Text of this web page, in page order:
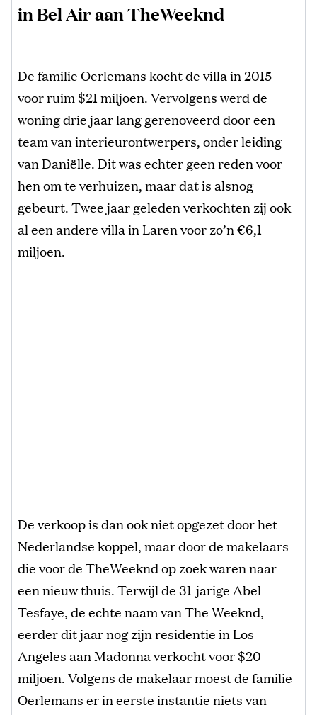
in Bel Air aan TheWeeknd
De familie Oerlemans kocht de villa in 2015
voor ruim $21 miljoen. Vervolgens werd de
woning drie jaar lang gerenoveerd door een
team van interieurontwerpers, onder leiding
van Daniëlle. Dit was echter geen reden voor
hen om te verhuizen, maar dat is alsnog
gebeurt. Twee jaar geleden verkochten zij ook
al een andere villa in Laren voor zo’n €6,1
miljoen.
De verkoop is dan ook niet opgezet door het
Nederlandse koppel, maar door de makelaars
die voor de TheWeeknd op zoek waren naar
een nieuw thuis. Terwijl de 31-jarige Abel
Tesfaye, de echte naam van The Weeknd,
eerder dit jaar nog zijn residentie in Los
Angeles aan Madonna verkocht voor $20
miljoen. Volgens de makelaar moest de familie
Oerlemans er in eerste instantie niets van